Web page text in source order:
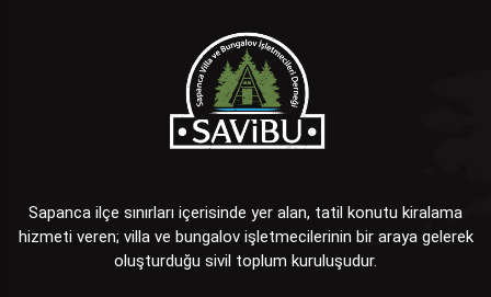
Sapanca ilçe sınırları içerisinde yer alan, tatil konutu kiralama
hizmeti veren; villa ve bungalov işletmecilerinin bir araya gelerek
oluşturduğu sivil toplum kuruluşudur.